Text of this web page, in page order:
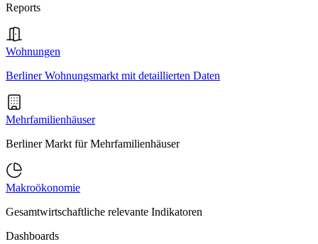
Reports
Wohnungen
Berliner Wohnungsmarkt mit detaillierten Daten
Mehrfamilienhäuser
Berliner Markt für Mehrfamilienhäuser
Makroökonomie
Gesamtwirtschaftliche relevante Indikatoren
Dashboards